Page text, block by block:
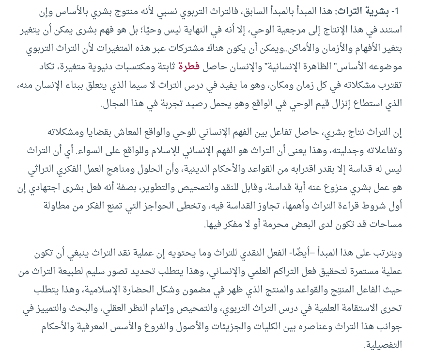
بشرية التراث:هذا المبدأ بالمبدأ السابق، فالتراث التربوي نسبي لأنه منتوج بشري بالأساس وإن
استند في هذا الإنتاج إلى مرجعية الوحي، إلا أنه في النهاية ليس وحيًا؛ بل هو فهم بشرى يمكن أن يتغير
بتغير الأفهام والأزمان والأماكن..ويمكن أن يكون هناك مشتركات عبر هذه المتغيرات لأن التراث التربوي
موضوعه الأساس” الظاهرة الإنسانية” والإنسان حاصلفطرةثابتة ومكتسبات دنيوية متغيرة، تكاد
تقترب مشكلاته في كل زمان ومكان، وهو ما يفيد في درس التراث لا سيما الذي يتعلق ببناء الإنسان منه،
الذي استطاع إنزال قيم الوحي في الواقع وهو يحمل رصيد تجربة في هذا المجال.
إن التراث نتاج بشري، حاصل تفاعل بين الفهم الإنساني للوحي والواقع المعاش بقضايا ومشكلاته
وتفاعلاته وجدليته، وهذا يعنى أن التراث هو الفهم الإنساني للإسلام وللواقع على السواء. أي أن التراث
ليس له قداسة إلا بقدر اقترابه من القواعد والأحكام الدينية، وأن الحلول ومناهج العمل الفكري التراثي
هو عمل بشري منزوع عنه أية قداسة، وقابل للنقد والتمحيص والتطوير، بصفة أنه فعل بشرى اجتهادي إن
أول شروط قراءة التراث وأهمها، تجاوز القداسة فيه، وتخطى الحواجز التي تمنع الفكر من مطاولة
مساحات قد تكون لدى البعض محرمة أو لا مفكر فيها.
ويترتب على هذا المبدأ –أيضًا- الفعل النقدي للتراث وما يحتويه إن عملية نقد التراث ينبغي أن تكون
عملية مستمرة لتحقيق فعل التراكم العلمي والإنساني، وهذا يتطلب تحديد تصور سليم لطبيعة التراث من
حيث الفاعل المنتِج والقواعد والمنتج الذي ظهر في مضمون وشكل الحضارة الإسلامية، وهذا يتطلب
تحرى الاستقامة العلمية في درس التراث التربوي، والتمحيص وإتمام النظر العقلي، والبحث والتمييز في
جوانب هذا التراث وعناصره بين الكليات والجزيئات والأصول والفروع والأسس المعرفية والأحكام
التفصيلية.